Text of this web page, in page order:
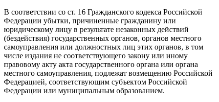
В соответствии со ст. 16 Гражданского кодекса Российской
Федерации убытки, причиненные гражданину или
юридическому лицу в результате незаконных действий
(бездействия) государственных органов, органов местного
самоуправления или должностных лиц этих органов, в том
числе издания не соответствующего закону или иному
правовому акту акта государственного органа или органа
местного самоуправления, подлежат возмещению Российской
Федерацией, соответствующим субъектом Российской
Федерации или муниципальным образованием.